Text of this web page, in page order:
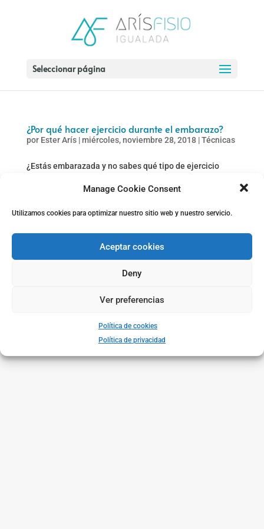
Manage Cookie Consent
Utilizamos cookies para optimizar nuestro sitio web y nuestro servicio.
Aceptar cookies
Deny
Ver preferencias
Política de cookies
Política de privacidad
Seleccionar página
¿Por qué hacer ejercicio durante el embarazo?
por Ester Arís|miércoles, noviembre 28, 2018|Técnicas
¿Estás embarazada y no sabes qué tipo de ejercicio
fisiológico donde el cuerpo de la mujer experimenta una
Gastrointestinal ✅ Sistema...